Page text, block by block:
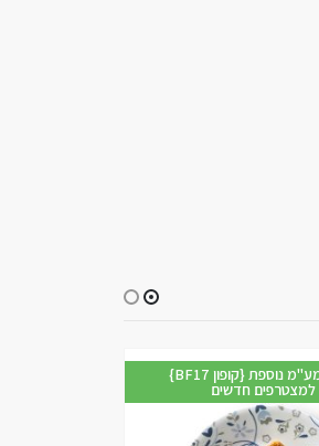
{BF17 קופון} הנחת מע"מ נוספת
למצטרפים חדשים